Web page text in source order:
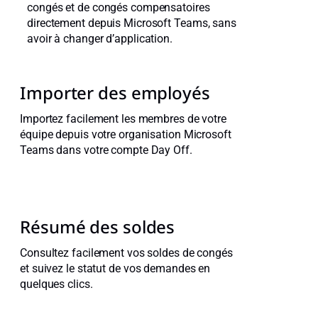
congés et de congés compensatoires
directement depuis Microsoft Teams, sans
avoir à changer d’application.
Importer des employés
Importez facilement les membres de votre
équipe depuis votre organisation Microsoft
Teams dans votre compte Day Off.
Résumé des soldes
Consultez facilement vos soldes de congés
et suivez le statut de vos demandes en
quelques clics.